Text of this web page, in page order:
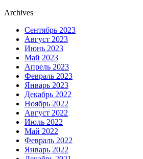
Archives
Сентябрь 2023
Август 2023
Июнь 2023
Май 2023
Апрель 2023
Февраль 2023
Январь 2023
Декабрь 2022
Ноябрь 2022
Август 2022
Июль 2022
Май 2022
Февраль 2022
Январь 2022